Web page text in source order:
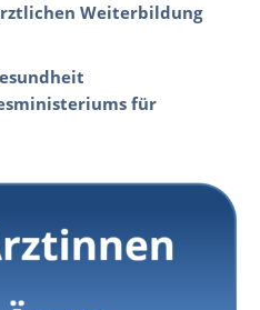
Weiterbildung
für